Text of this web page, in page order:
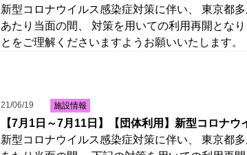
新型コロナウイルス感染症対策に伴い、 東京都
あたり当面の間、 対策を用いての利用再開とな
とをご理解くださいますようお願いいたします。
21/06/19 施設情報
【7月1日～7月11日】【団体利用】新型コロナ
新型コロナウイルス感染症対策に伴い、 東京都